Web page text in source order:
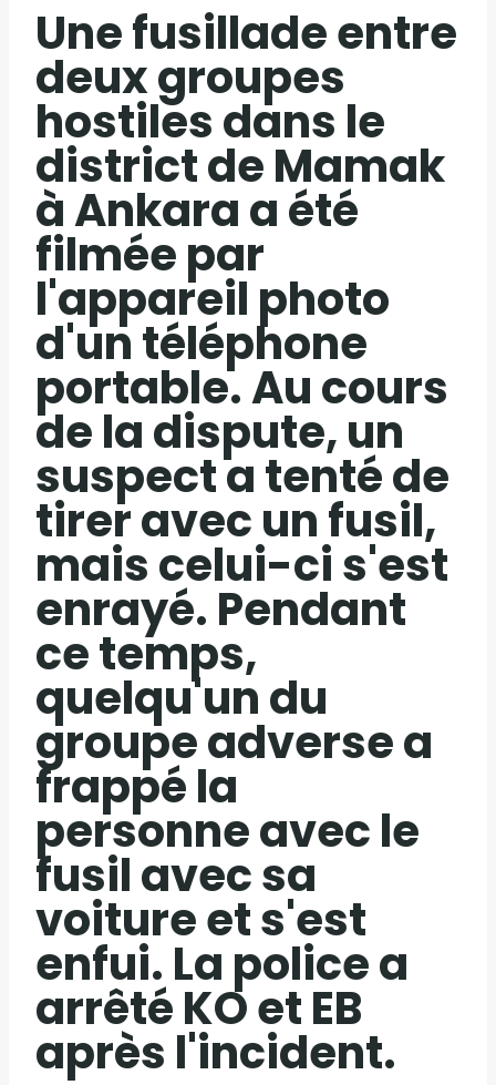
Une fusillade entre
deux groupes
hostiles dans le
district de Mamak
à Ankara a été
filmée par
l'appareil photo
d'un téléphone
portable. Au cours
de la dispute, un
suspect a tenté de
tirer avec un fusil,
mais celui-ci s'est
enrayé. Pendant
ce temps,
quelqu'un du
groupe adverse a
frappé la
personne avec le
fusil avec sa
voiture et s'est
enfui. La police a
arrêté KO et EB
après l'incident.